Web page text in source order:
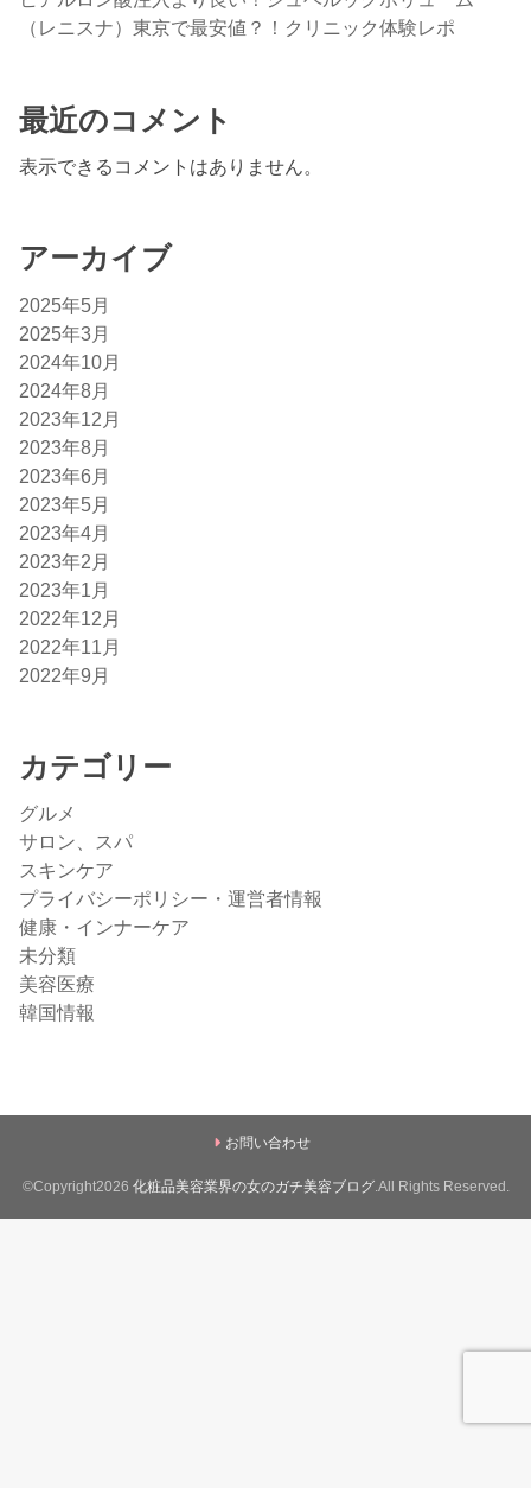
（レニスナ）東京で最安値？！クリニック体験レポ
最近のコメント
表示できるコメントはありません。
アーカイブ
2025年5月
2025年3月
2024年10月
2024年8月
2023年12月
2023年8月
2023年6月
2023年5月
2023年4月
2023年2月
2023年1月
2022年12月
2022年11月
2022年9月
カテゴリー
グルメ
サロン、スパ
スキンケア
プライバシーポリシー・運営者情報
健康・インナーケア
未分類
美容医療
韓国情報
お問い合わせ
©Copyright2026 化粧品美容業界の女のガチ美容ブログ .All Rights Reserved.